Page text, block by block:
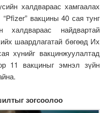
халдвараас хамгаалах
вакцины 40 сая тунг
халдвараас найдвартай
шаардлагатай бөгөөд Их
хүнийг вакцинжуулалтад
11 вакциныг эмнэл зүйн
зогсоолоо